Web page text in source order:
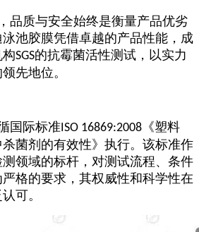
品质与安全始终是衡量产品优劣
池胶膜凭借卓越的产品性能，成
SGS的抗霉菌活性测试，以实力
先地位。
国际标准ISO 16869:2008 《塑料
菌剂的有效性》执行。该标准作
领域的标杆，对测试流程、条件
格的要求，其权威性和科学性在
可。